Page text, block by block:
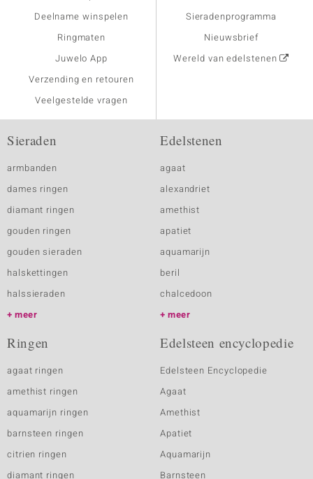
Deelname winspelen
Ringmaten
Juwelo App
Verzending en retouren
Veelgestelde vragen
Sieradenprogramma
Nieuwsbrief
Wereld van edelstenen
Sieraden
armbanden
dames ringen
diamant ringen
gouden ringen
gouden sieraden
halskettingen
halssieraden
meer
Edelstenen
agaat
alexandriet
amethist
apatiet
aquamarijn
beril
chalcedoon
meer
Ringen
agaat ringen
amethist ringen
aquamarijn ringen
barnsteen ringen
citrien ringen
diamant ringen
Edelsteen encyclopedie
Edelsteen Encyclopedie
Agaat
Amethist
Apatiet
Aquamarijn
Barnsteen